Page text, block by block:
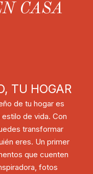
CASA
TU HOGAR
de tu hogar es
de vida. Con
transformar
eres. Un primer
que cuenten
fotos